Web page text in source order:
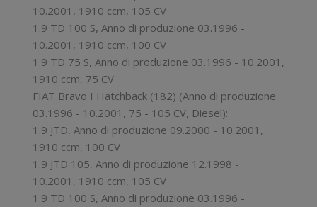
10.2001, 1910 ccm, 105 CV
1.9 TD 100 S, Anno di produzione 03.1996 -
10.2001, 1910 ccm, 100 CV
1.9 TD 75 S, Anno di produzione 03.1996 - 10.2001,
1910 ccm, 75 CV
FIAT Bravo I Hatchback (182) (Anno di produzione
03.1996 - 10.2001, 75 - 105 CV, Diesel):
1.9 JTD, Anno di produzione 09.2000 - 10.2001,
1910 ccm, 100 CV
1.9 JTD 105, Anno di produzione 12.1998 -
10.2001, 1910 ccm, 105 CV
1.9 TD 100 S, Anno di produzione 03.1996 -